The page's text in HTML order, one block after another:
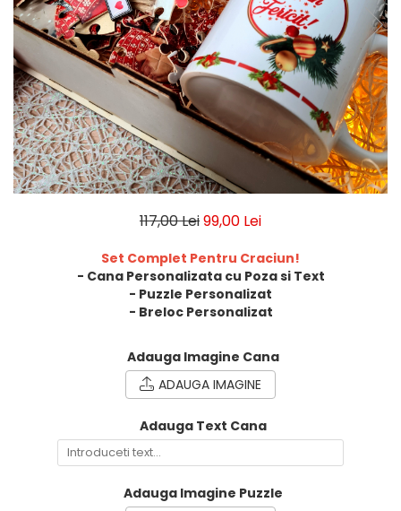
Tablou Aluminiu
Tablouri auto
Calendare Personalizate
Ceas Personalizat
117,00 Lei99,00 Lei
Set Complet Pentru Craciun!
- Cana Personalizata cu Poza si Text
- Puzzle Personalizat
- Breloc Personalizat
Adauga Imagine Cana
ADAUGA IMAGINE
Adauga Text Cana
Adauga Imagine Puzzle